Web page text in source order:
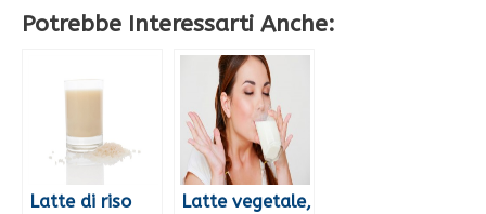
Potrebbe Interessarti Anche:
Latte di riso
Latte vegetale,